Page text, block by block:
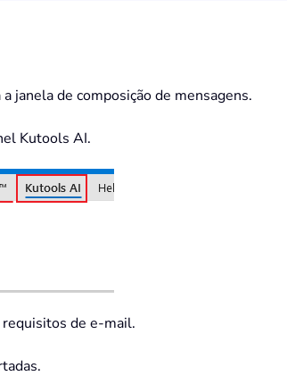
janela de composição de mensagens.
Kutools AI.
requisitos de e-mail.